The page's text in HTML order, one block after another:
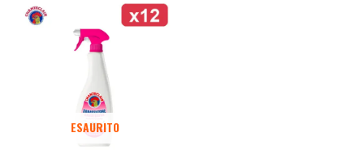
ESAURITO